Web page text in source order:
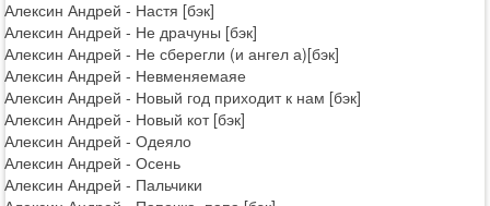
Алексин Андрей - Настя [бэк]
Алексин Андрей - Не драчуны [бэк]
Алексин Андрей - Не сберегли (и ангел а)[бэк]
Алексин Андрей - Невменяемаяе
Алексин Андрей - Новый год приходит к нам [бэк]
Алексин Андрей - Новый кот [бэк]
Алексин Андрей - Одеяло
Алексин Андрей - Осень
Алексин Андрей - Пальчики